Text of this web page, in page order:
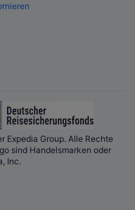
Expedia Group. Alle Rechte
sind Handelsmarken oder
Inc.